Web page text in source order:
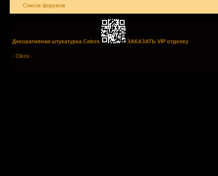
Список форумов
Декоративная штукатурка Cebos ЗАКАЗАТЬ VIP отделку
- Oikos -